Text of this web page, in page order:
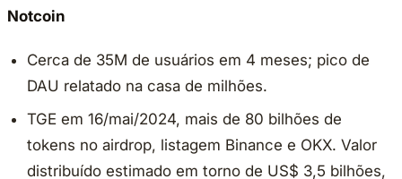
Notcoin
Cerca de 35M de usuários em 4 meses; pico de
DAU relatado na casa de milhões.
TGE em 16/mai/2024, mais de 80 bilhões de
tokens no airdrop, listagem Binance e OKX. Valor
distribuído estimado em torno de US$ 3,5 bilhões,